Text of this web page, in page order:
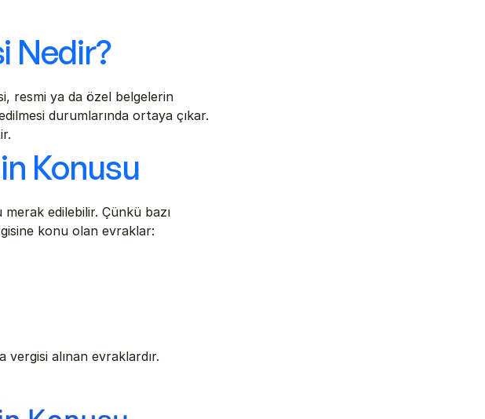
Nedir?
resmi ya da özel belgelerin
durumlarında ortaya çıkar.
Konusu
edilebilir. Çünkü bazı
konu olan evraklar:
vergisi alınan evraklardır.